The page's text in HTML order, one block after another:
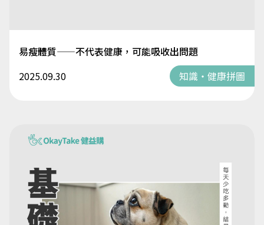
易瘦體質——不代表健康，可能吸收出問題
2025.09.30
知識・健康拼圖